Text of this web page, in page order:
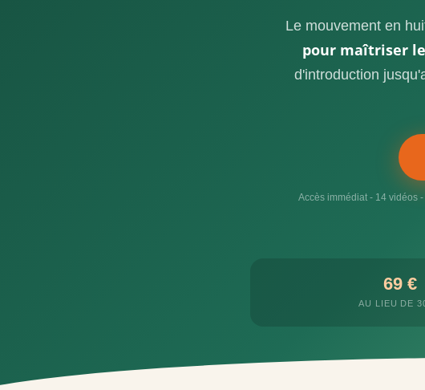
Le mouvement en
pour maîtriser
d'introduction
Accès immédiat - 14 vidéos
69 €
AU LIEU DE